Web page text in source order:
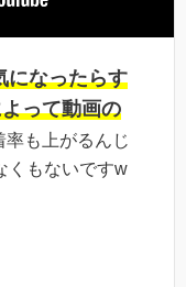
になったらす
って動画の
も上がるんじ
くもないですw